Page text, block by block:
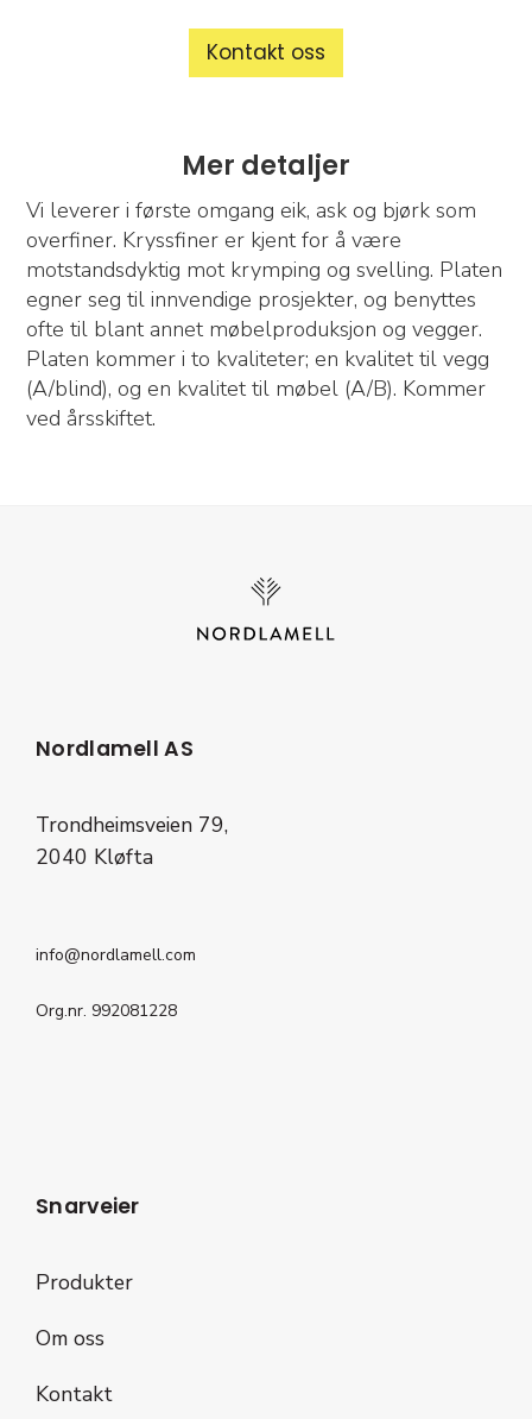
Kontakt oss
Mer detaljer
Vi leverer i første omgang eik, ask og bjørk som
overfiner. Kryssfiner er kjent for å være
motstandsdyktig mot krymping og svelling. Platen
egner seg til innvendige prosjekter, og benyttes
ofte til blant annet møbelproduksjon og vegger.
Platen kommer i to kvaliteter; en kvalitet til vegg
(A/blind), og en kvalitet til møbel (A/B). Kommer
ved årsskiftet.
Nordlamell AS
Trondheimsveien 79,
2040 Kløfta
info@nordlamell.com
Org.nr. 992081228
Snarveier
Produkter
Om oss
Kontakt